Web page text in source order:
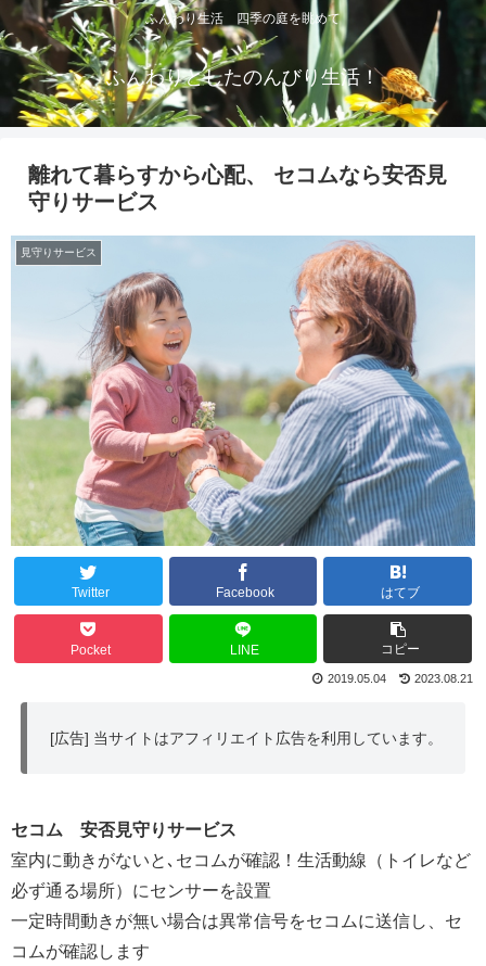
ふんわり生活 四季の庭を眺めて
ふんわりとしたのんびり生活！
離れて暮らすから心配、 セコムなら安否見
守りサービス
見守りサービス
Twitter Facebook はてブ
Pocket LINE コピー
2023.08.21
2019.05.04
[広告] 当サイトはアフィリエイト広告を利用しています。
セコム 安否見守りサービス
室内に動きがないと､セコムが確認！生活動線（トイレなど
必ず通る場所）にセンサーを設置
一定時間動きが無い場合は異常信号をセコムに送信し、セ
コムが確認します